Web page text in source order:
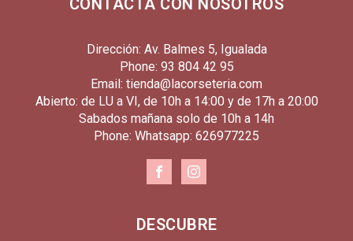
Dirección: Av. Balmes 5, Igualada
Phone: 93 804 42 95
Email: tienda@lacorseteria.com
Abierto: de LU a VI, de 10h a 14:00 y de 17h a 20:00
Sabados mañana solo de 10h a 14h
Phone: Whatsapp: 626977225
DESCUBRE